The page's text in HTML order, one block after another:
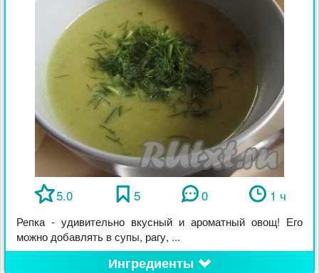
5.0 5 0 1 ч
Репка - удивительно вкусный и ароматный овощ! Его
можно добавлять в супы, рагу, ...
Ингредиенты